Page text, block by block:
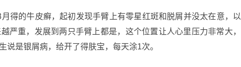
得的牛皮癣，起初发现手臂上有零星红斑和脱屑并没太在意，以
严重，发展到两只手臂上都是，这个位置让人心里压力非常大，
说是银屑病，给开了得肤宝，每天涂1次。